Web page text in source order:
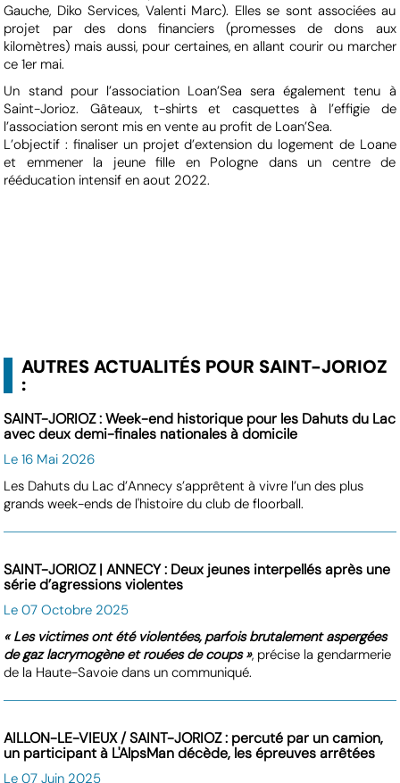
Gauche, Diko Services, Valenti Marc). Elles se sont associées au
projet par des dons financiers (promesses de dons aux
kilomètres) mais aussi, pour certaines, en allant courir ou marcher
ce 1er mai.
Un stand pour l’association Loan’Sea sera également tenu à
Saint-Jorioz. Gâteaux, t-shirts et casquettes à l’effigie de
l’association seront mis en vente au profit de Loan’Sea.
L’objectif : finaliser un projet d’extension du logement de Loane
et emmener la jeune fille en Pologne dans un centre de
rééducation intensif en aout 2022.
AUTRES ACTUALITÉS POUR SAINT-JORIOZ
:
SAINT-JORIOZ : Week-end historique pour les Dahuts du Lac
avec deux demi-finales nationales à domicile
Le 16 Mai 2026
Les Dahuts du Lac d’Annecy s’apprêtent à vivre l’un des plus
grands week-ends de l'histoire du club de floorball.
SAINT-JORIOZ | ANNECY : Deux jeunes interpellés après une
série d’agressions violentes
Le 07 Octobre 2025
« Les victimes ont été violentées, parfois brutalement aspergées
de gaz lacrymogène et rouées de coups », précise la gendarmerie
de la Haute-Savoie dans un communiqué.
AILLON-LE-VIEUX / SAINT-JORIOZ : percuté par un camion,
un participant à L'AlpsMan décède, les épreuves arrêtées
Le 07 Juin 2025